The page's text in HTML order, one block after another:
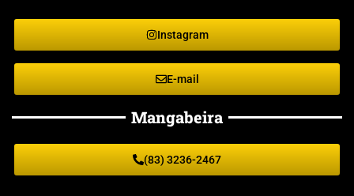
Instagram
E-mail
Mangabeira
(83) 3236-2467